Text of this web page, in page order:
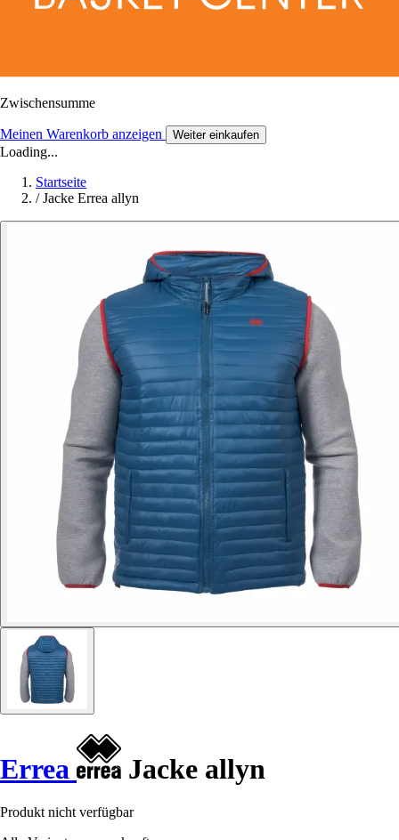
Zwischensumme
Meinen Warenkorb anzeigen Weiter einkaufen
Loading...
Startseite
/ Jacke Errea allyn
Errea Jacke allyn
Produkt nicht verfügbar